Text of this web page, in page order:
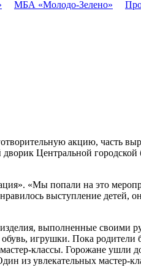
МБА «Молодо-Зелено»
акцию, часть
Центральной
«Мы попали на это
выступление детей,
изделия, выполненные своими
игрушки. Пока родители
классы. Горожане
увлекательных мастер-